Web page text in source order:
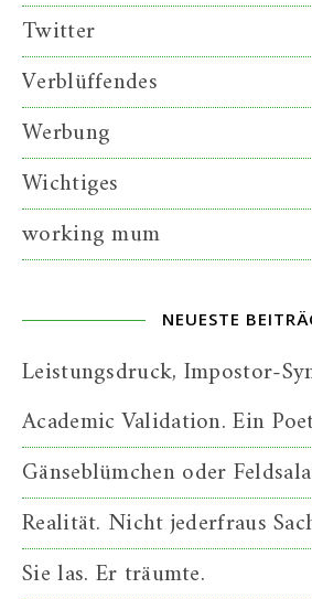
Twitter
Verblüffendes
Werbung
Wichtiges
working mum
NEUESTE
Leistungsdruck, Impostor-
Academic Validation. Ein
Gänseblümchen oder
Realität. Nicht jederfraus
Sie las. Er träumte.